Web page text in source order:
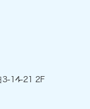
3-14-21 2F